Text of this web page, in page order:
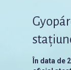
În data de